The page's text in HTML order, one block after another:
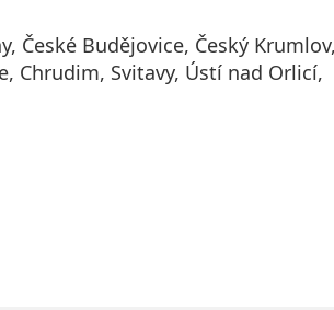
České Budějovice, Český Krumlov,
Chrudim, Svitavy, Ústí nad Orlicí,